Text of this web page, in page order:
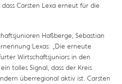
Carsten Lexa erneut für die
Haßberge, Sebastian
Lexas: „Die erneute
Wirtschaftsjuniors in den
tolles Signal, dass der Kreis
überregional aktiv ist. Carsten